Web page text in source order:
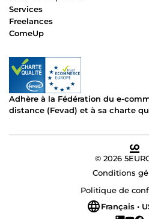
Services
Freelances
ComeUp
Adhère à la Fédération du e-
distance (Fevad) et à sa charte
© 2026
Conditions
Politique de
Français •